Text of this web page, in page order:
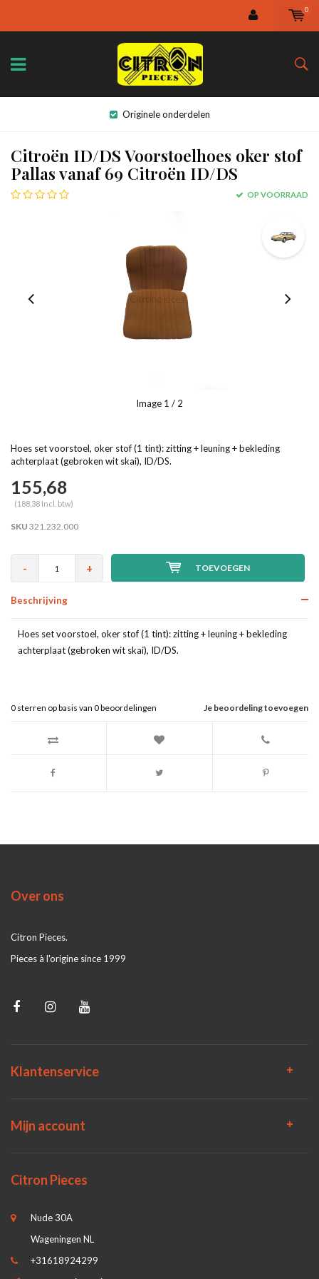
0
Originele onderdelen
Citroën ID/DS Voorstoelhoes oker stof
Pallas vanaf 69 Citroën ID/DS
OP VOORRAAD
Image 1 / 2
Hoes set voorstoel, oker stof (1 tint): zitting + leuning + bekleding
achterplaat (gebroken wit skai), ID/DS.
155,68
(188,38 Incl. btw)
SKU 321.232.000
- + TOEVOEGEN
Beschrijving
Hoes set voorstoel, oker stof (1 tint): zitting + leuning + bekleding
achterplaat (gebroken wit skai), ID/DS.
Je beoordeling toevoegen
0 sterren op basis van 0beoordelingen
Over ons
Citron Pieces.
Pieces à l'origine since 1999
Klantenservice
Mijn account
Citron Pieces
Nude 30A
Wageningen NL
+31618924299